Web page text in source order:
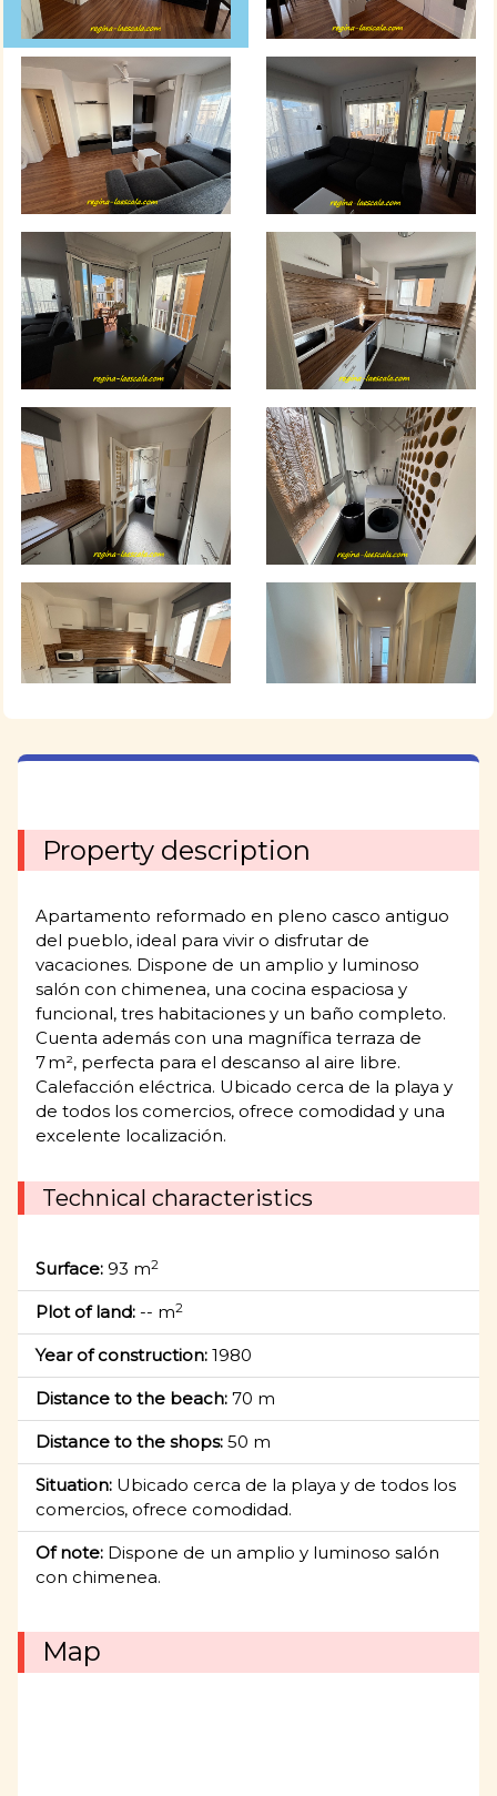
Property description
Apartamento reformado en pleno casco antiguo
del pueblo, ideal para vivir o disfrutar de
vacaciones. Dispone de un amplio y luminoso
salón con chimenea, una cocina espaciosa y
funcional, tres habitaciones y un baño completo.
Cuenta además con una magnífica terraza de
7 m², perfecta para el descanso al aire libre.
Calefacción eléctrica. Ubicado cerca de la playa y
de todos los comercios, ofrece comodidad y una
excelente localización.
Technical characteristics
Surface: 93 m2
Plot of land: -- m2
Year of construction: 1980
Distance to the beach: 70 m
Distance to the shops: 50 m
Situation: Ubicado cerca de la playa y de todos los
comercios, ofrece comodidad.
Of note: Dispone de un amplio y luminoso salón
con chimenea.
Map